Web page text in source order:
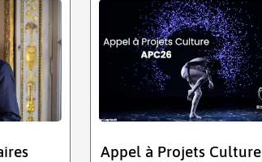
Appel à Projets